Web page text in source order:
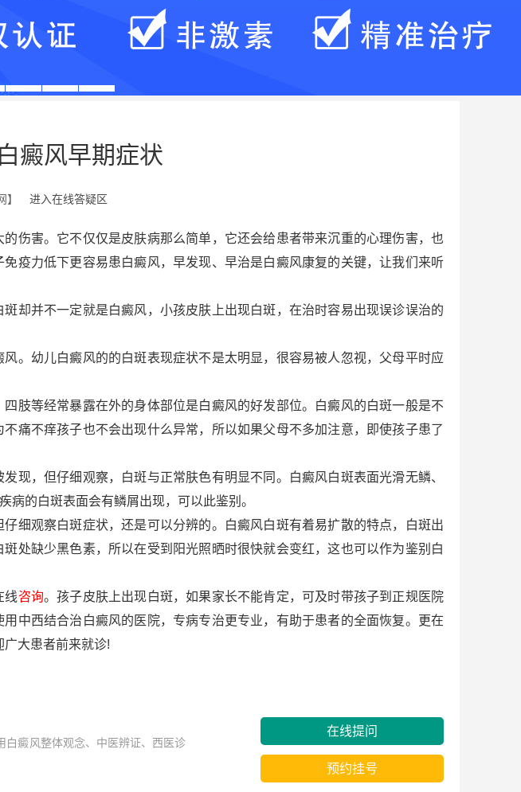
癜风早期症状
进入在线答疑区
害。它不仅仅是皮肤病那么简单，它还会给患者带来沉重的心理伤害，也
疫力低下更容易患白癜风，早发现、早治是白癜风康复的关键，让我们来听
并不一定就是白癜风，小孩皮肤上出现白斑，在治时容易出现误诊误治的
幼儿白癜风的的白斑表现症状不是太明显，很容易被人忽视，父母平时应
等经常暴露在外的身体部位是白癜风的好发部位。白癜风的白斑一般是不
痛不痒孩子也不会出现什么异常，所以如果父母不多加注意，即使孩子患了
，但仔细观察，白斑与正常肤色有明显不同。白癜风白斑表面光滑无鳞、
的白斑表面会有鳞屑出现，可以此鉴别。
观察白斑症状，还是可以分辨的。白癜风白斑有着易扩散的特点，白斑出
处缺少黑色素，所以在受到阳光照晒时很快就会变红，这也可以作为鉴别白
线咨询。孩子皮肤上出现白斑，如果家长不能肯定，可及时带孩子到正规医院
中西结合治白癜风的医院，专病专治更专业，有助于患者的全面恢复。更在
大患者前来就诊!
白癜风整体观念、中医辨证、西医诊
在线提问
预约挂号